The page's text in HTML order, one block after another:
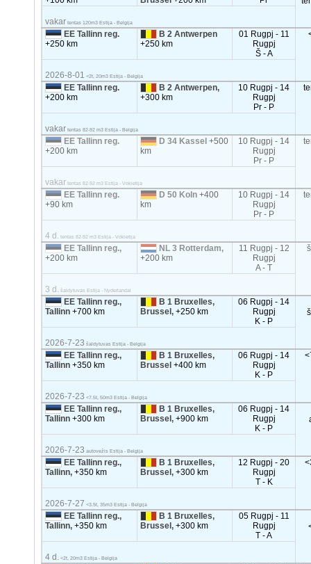
vakar tentas 120m3 Estija - Belgija
EE Tallinn reg.
+250 km
B 2 Antwerpen
+250 km
01 Rugpj - 11
Rugpj
Š - A
2026-8-01 <2t, 20m3 Estija - Belgija
EE Tallinn reg.
+200 km
B 2 Antwerpen,
+300 km
10 Rugpj - 14
Rugpj
Pr - P
vakar tentas 82-92 m3 Estija - Belgija
EE Tallinn reg.
+200 km
D 34 Kassel+500
km
10 Rugpj - 14
Rugpj
Pr - P
vakar tentas 82-92 m3 Estija - Vokietija
EE Tallinn reg.
+90 km
D 50 Koln+400
km
10 Rugpj - 14
Rugpj
Pr - P
4 d. tentas 82-92 m3 Estija - Vokietija
EE Tallinn reg.,
+200 km
NL 3 Rotterdam,
+200 km
11 Rugpj - 12
Rugpj
A - T
3 d. šaldytuvas Estija - Nyderlandai
EE Tallinn reg.,
Tallinn+700 km
B 1 Bruxelles,
Brussel,+250 km
06 Rugpj - 14
Rugpj
K - P
2026-7-23 šaldytuvas Estija - Belgija
EE Tallinn reg.,
Tallinn+350 km
B 1 Bruxelles,
Brussel+400 km
06 Rugpj - 14
Rugpj
K - P
2026-7-23 <7.5t, 50m3 Estija - Belgija
EE Tallinn reg.,
Tallinn+300 km
B 1 Bruxelles,
Brussel,+900 km
06 Rugpj - 14
Rugpj
K - P
2026-7-23 autovežis Estija - Belgija
EE Tallinn reg.,
Tallinn,+350 km
B 1 Bruxelles,
Brussel,+300 km
12 Rugpj - 20
Rugpj
T - K
2026-7-27 <3.5t, 35m3 Estija - Belgija
EE Tallinn reg.,
Tallinn,+350 km
B 1 Bruxelles,
Brussel,+300 km
05 Rugpj - 11
Rugpj
T - A
4 d. <2t, 20m3 Estija - Belgija